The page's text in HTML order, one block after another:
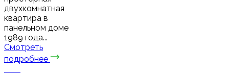
двухкомнатная
квартира в
панельном доме
1989 года...
Смотреть
подробнее